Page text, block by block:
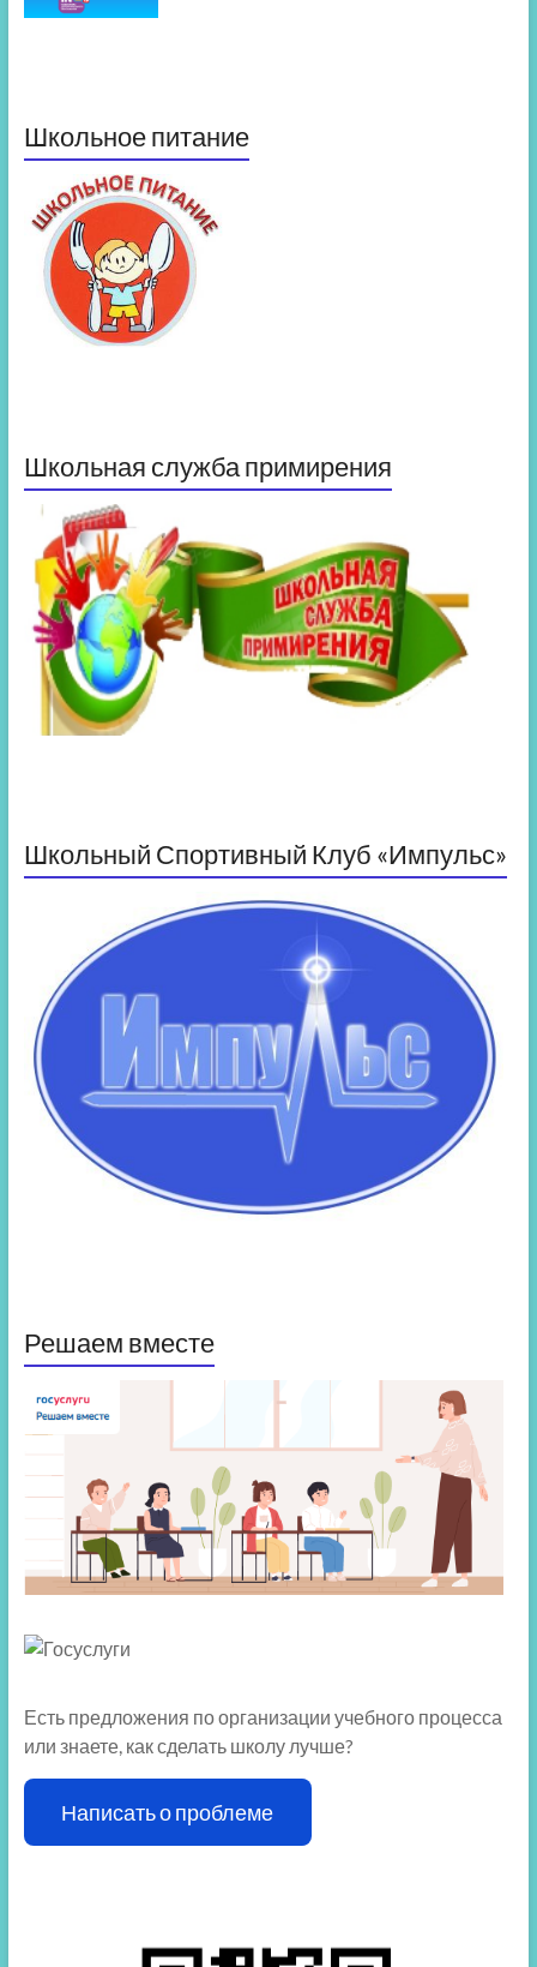
Школьное питание
Школьная служба примирения
Школьный Спортивный Клуб «Импульс»
Решаем вместе
Есть предложения по организации учебного процесса
или знаете, как сделать школу лучше?
Написать о проблеме